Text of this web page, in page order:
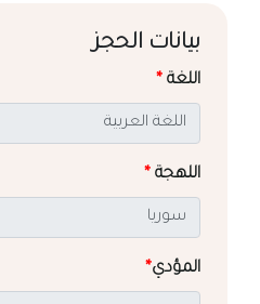
بيانات الحجز
اللغة *
اللهجة *
المؤدي*